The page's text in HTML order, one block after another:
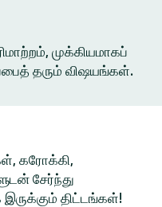
முக்கியமாகப்
தரும் விஷயங்கள்.
கரோக்கி,
சேர்ந்து
இருக்கும் திட்டங்கள்!